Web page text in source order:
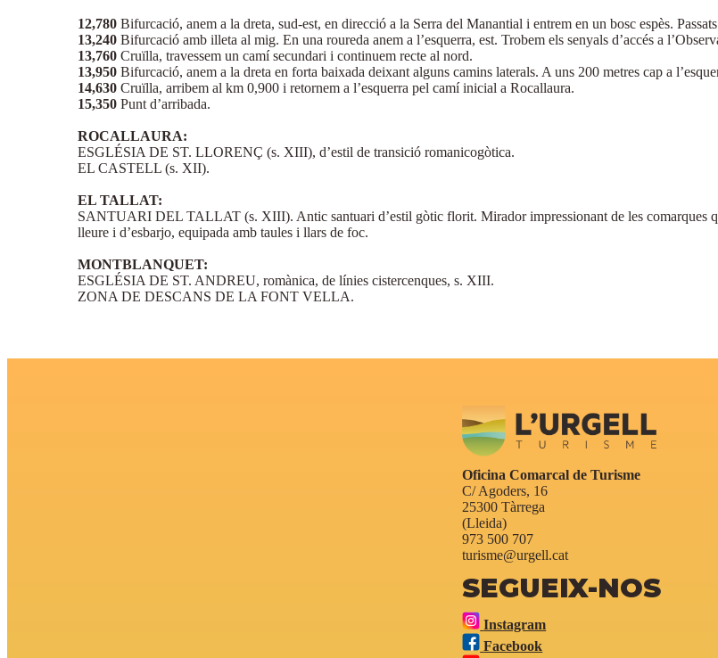
12,780 Bifurcació, anem a la dreta, sud-est, en direcció a la Serra del Manantial i entrem en un bosc espès.
13,240 Bifurcació amb illeta al mig. En una roureda anem a l’esquerra, est. Trobem els senyals d’accés a
13,760 Cruïlla, travessem un camí secundari i continuem recte al nord.
13,950 Bifurcació, anem a la dreta en forta baixada deixant alguns camins laterals. A uns 200 metres cap a
14,630 Cruïlla, arribem al km 0,900 i retornem a l’esquerra pel camí inicial a Rocallaura.
15,350 Punt d’arribada.
ROCALLAURA:
ESGLÉSIA DE ST. LLORENÇ (s. XIII), d’estil de transició romanicogòtica.
EL CASTELL (s. XII).
EL TALLAT:
SANTUARI DEL TALLAT (s. XIII). Antic santuari d’estil gòtic florit. Mirador impressionant de les comarques
lleure i d’esbarjo, equipada amb taules i llars de foc.
MONTBLANQUET:
ESGLÉSIA DE ST. ANDREU, romànica, de línies cistercenques, s. XIII.
ZONA DE DESCANS DE LA FONT VELLA.
Oficina Comarcal de Turisme
C/ Agoders, 16
25300 Tàrrega
(Lleida)
973 500 707
turisme@urgell.cat
SEGUEIX-NOS
Instagram
Facebook